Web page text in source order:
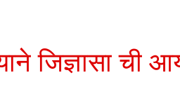
जिज्ञासा ची